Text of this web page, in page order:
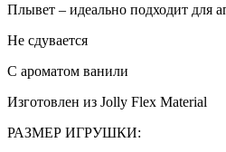
Плывет – идеально подходит для
Не сдувается
С ароматом ванили
Изготовлен из Jolly Flex Material
РАЗМЕР ИГРУШКИ: